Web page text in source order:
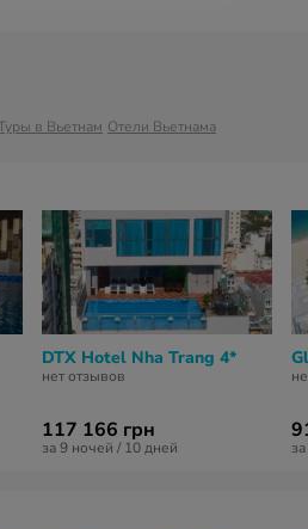
Туры в Вьетнам Отели Вьетнама
DTX Hotel Nha Trang 4*
нет отзывов
117 166 грн
за 9 ночей / 10 дней